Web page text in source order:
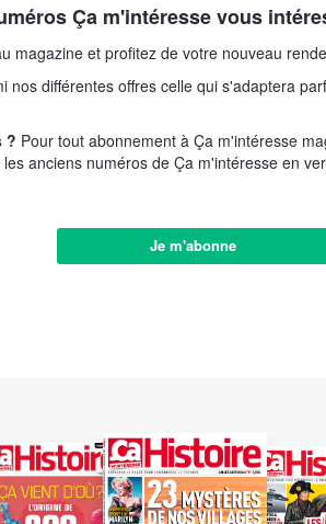
Ça m'intéresse vous
magazine et profitez de votre nouveau
nos différentes offres celle qui s'adaptera
? Pour tout abonnement à Ça m'intéresse
anciens numéros de Ça m'intéresse en
Je m'abonne